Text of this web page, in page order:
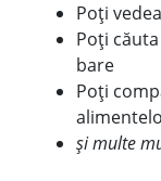
Poți
Poți
bare
Poți
și multe